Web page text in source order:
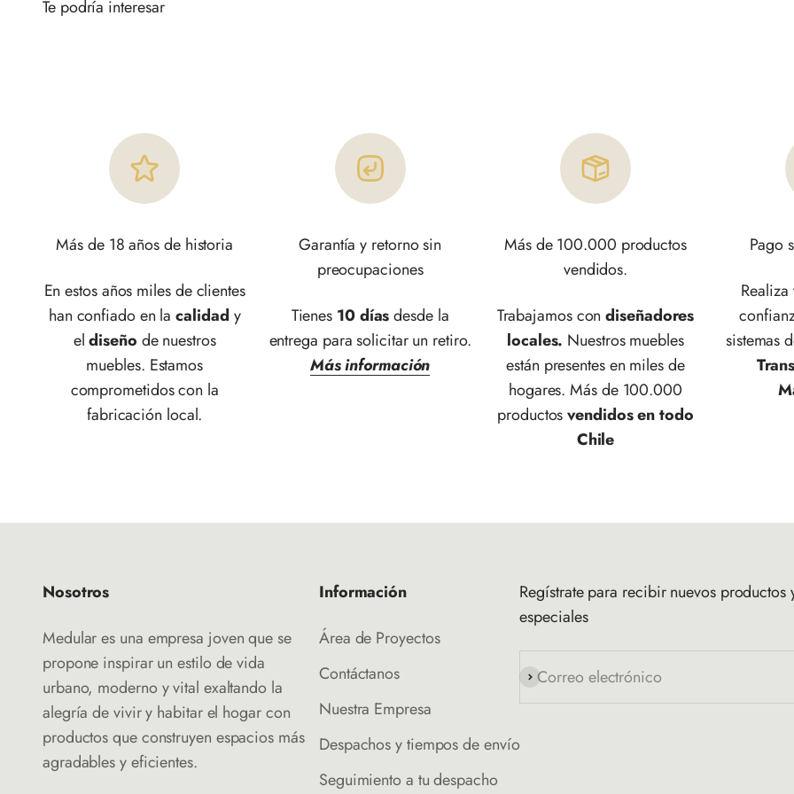
Más de 18 años de historia
En estos años miles de clientes
han confiado en lacalidad y
eldiseño de nuestros
muebles. Estamos
comprometidos con la
fabricación local.
Garantía y retorno sin
preocupaciones
Tienes 10 díasdesde la
entrega para solicitar un retiro.
Más información
Más de 100.000 productos
vendidos.
Trabajamos condiseñadores
locales. Nuestros muebles
están presentes en miles de
hogares. Más de 100.000
productosvendidos en todo
Chile
Pago
sistemas
Nosotros
Medular es una empresa joven que se
propone inspirar un estilo de vida
urbano, moderno y vital exaltando la
alegría de vivir y habitar el hogar con
productos que construyen espacios más
agradables y eficientes.
Información
Área de Proyectos
Contáctanos
Nuestra Empresa
Despachos y tiempos de envío
Seguimiento a tu despacho
Regístrate para recibir nuevos productos
especiales
Correo electrónico
Suscribirse